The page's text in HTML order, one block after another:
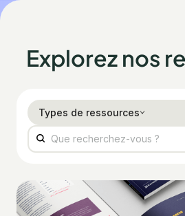
Explorez nos
Types de ressources